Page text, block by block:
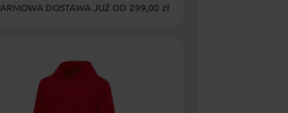
DOSTAWA JUŻ OD 299,00 zł